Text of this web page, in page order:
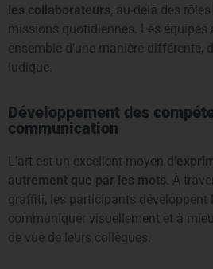
les collaborateurs, au-delà des
missions quotidiennes. Les équipes
ensemble d’une manière différente,
ludique.
Développement des
communication
L’art est un excellent moyen d’
autrement que par les mots . À
graffiti, les participants développent
communiquer visuellement et à
de vue de leurs collègues.